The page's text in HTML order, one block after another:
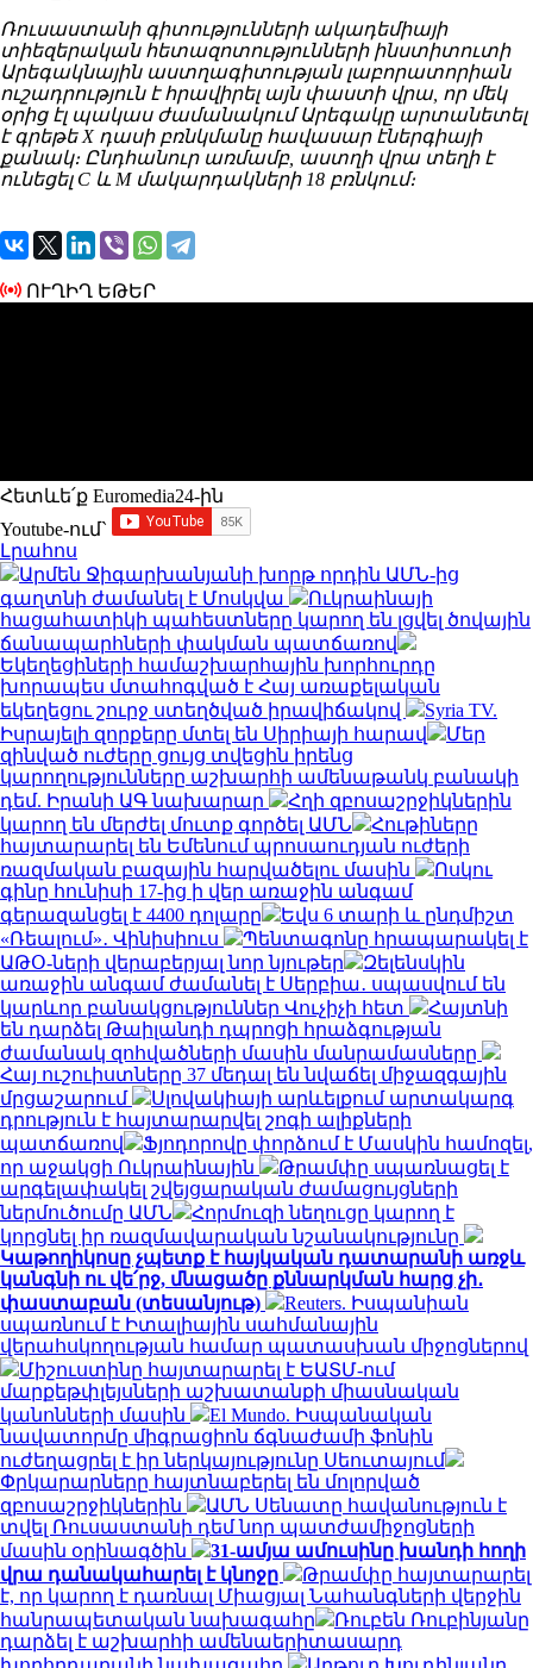
Ռուսաստանի գիտությունների ակադեմիայի
տիեզերական հետազոտությունների ինստիտուտի
Արեգակնային աստղագիտության լաբորատորիան
ուշադրություն է հրավիրել այն փաստի վրա, որ մեկ
օրից էլ պակաս ժամանակում Արեգակը արտանետել
է գրեթե X դասի բռնկմանը հավասար էներգիայի
քանակ։ Ընդհանուր առմամբ, աստղի վրա տեղի է
ունեցել C և M մակարդակների 18 բռնկում։
ՈՒՂԻՂ ԵԹԵՐ
Հետևե՛ք Euromedia24-ին
Youtube-ում`
Լրահոս
Արմեն Ջիգարխանյանի խորթ որդին ԱՄՆ-ից
գաղտնի ժամանել է Մոսկվա
Ուկրաինայի
հացահատիկի պահեստները կարող են լցվել ծովային
ճանապարհների փակման պատճառով
Եկեղեցիների համաշխարհային խորհուրդը
խորապես մտահոգված է Հայ առաքելական
եկեղեցու շուրջ ստեղծված իրավիճակով
Syria TV.
Իսրայելի զորքերը մտել են Սիրիայի հարավ
Մեր
զինված ուժերը ցույց տվեցին իրենց
կարողությունները աշխարհի ամենաթանկ բանակի
դեմ. Իրանի ԱԳ նախարար
Հղի զբոսաշրջիկներին
կարող են մերժել մուտք գործել ԱՄՆ
Հութիները
հայտարարել են Եմենում պրոսաուդյան ուժերի
ռազմական բազային հարվածելու մասին
Ոսկու
գինը հունիսի 17-ից ի վեր առաջին անգամ
գերազանցել է 4400 դոլարը
Եվս 6 տարի և ընդմիշտ
«Ռեալում»․ Վինիսիուս
Պենտագոնը հրապարակել է
ԱԹՕ-ների վերաբերյալ նոր նյութեր
Զելենսկին
առաջին անգամ ժամանել է Սերբիա․ սպասվում են
կարևոր բանակցություններ Վուչիչի հետ
Հայտնի
են դարձել Թաիլանդի դպրոցի հրաձգության
ժամանակ զոհվածների մասին մանրամասները
Հայ ուշուիստները 37 մեդալ են նվաճել միջազգային
մրցաշարում
Սլովակիայի արևելքում արտակարգ
դրություն է հայտարարվել շոգի ալիքների
պատճառով
Ֆյոդորովը փորձում է Մասկին համոզել,
որ աջակցի Ուկրաինային
Թրամփը սպառնացել է
արգելափակել շվեյցարական ժամացույցների
ներմուծումը ԱՄՆ
Հորմուզի նեղուցը կարող է
կորցնել իր ռազմավարական նշանակությունը
Կաթողիկոսը չպետք է հայկական դատարանի առջև
կանգնի ու վե՛րջ, մնացածը քննարկման հարց չի․
փաստաբան (տեսանյութ)
Reuters. Իսպանիան
սպառնում է Իտալիային սահմանային
վերահսկողության համար պատասխան միջոցներով
Միշուստինը հայտարարել է ԵԱՏՄ-ում
մարքեթփլեյսների աշխատանքի միասնական
կանոնների մասին
El Mundo. Իսպանական
նավատորմը միգրացիոն ճգնաժամի ֆոնին
ուժեղացրել է իր ներկայությունը Սեուտայում
Փրկարարները հայտնաբերել են մոլորված
զբոսաշրջիկներին
ԱՄՆ Սենատը հավանություն է
տվել Ռուսաստանի դեմ նոր պատժամիջոցների
մասին օրինագծին
31-ամյա ամուսինը խանդի հողի
վրա դանակահարել է կնոջը
Թրամփը հայտարարել
է, որ կարող է դառնալ Միացյալ Նահանգների վերջին
հանրապետական ​​նախագահը
Ռուբեն Ռուբինյանը
դարձել է աշխարհի ամենաերիտասարդ